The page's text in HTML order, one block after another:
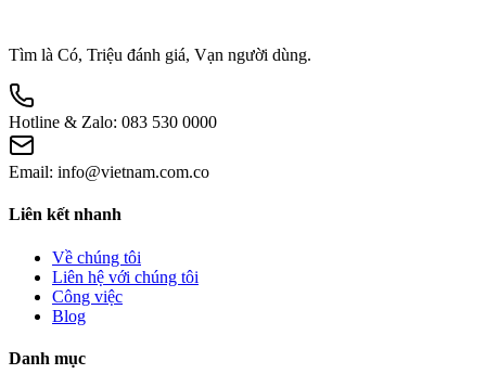
Tìm là Có, Triệu đánh giá, Vạn người dùng.
Hotline & Zalo: 083 530 0000
Email: info@vietnam.com.co
Liên kết nhanh
Về chúng tôi
Liên hệ với chúng tôi
Công việc
Blog
Danh mục